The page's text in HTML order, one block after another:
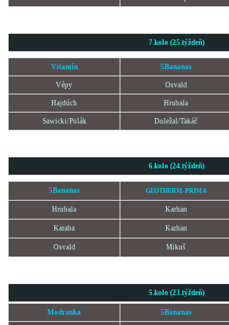
7.kolo (25.týždeň)
Vitamín 5Bananas
Vépy Osvald
Hajdúch Hrubala
Sawicki/Polák Doležal/Takáč
6.kolo (24.týždeň)
5Bananas GEOTHERM-PRIMA
Hrubala Karhan
Karaba Karhan
Osvald Mikuš
5.kolo (23.týždeň)
Modranka 5Bananas